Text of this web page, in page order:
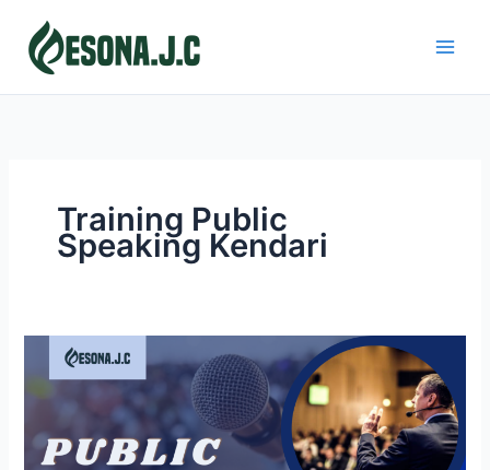
content
Training Public
Speaking Kendari
PUBLIC
SPEAKING